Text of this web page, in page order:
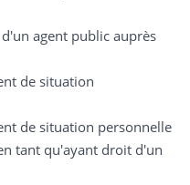
agent public auprès
de situation
de situation personnelle
tant qu'ayant droit d'un